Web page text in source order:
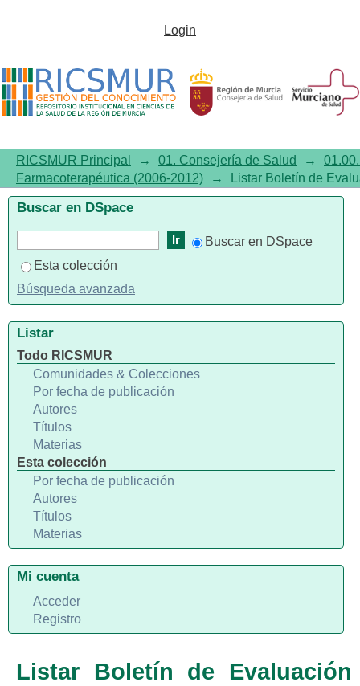
Listar Boletín de Evaluación
por título
Login
RICSMUR Principal → 01. Consejería de Salud →
Farmacoterapéutica (2006-2012)
→ Listar Boletín de
Listar Boletín de Evaluación
Buscar en DSpace
Buscar en DSpace
Esta colección
Búsqueda avanzada
Listar
Todo RICSMUR
Comunidades & Colecciones
Por fecha de publicación
Autores
Títulos
Materias
Esta colección
Por fecha de publicación
Autores
Títulos
Materias
Mi cuenta
Acceder
Registro